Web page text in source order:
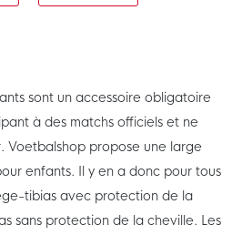
sont un accessoire obligatoire
à des matchs officiels et ne
Voetbalshop propose une large
enfants. Il y en a donc pour tous
tibias avec protection de la
sans protection de la cheville. Les